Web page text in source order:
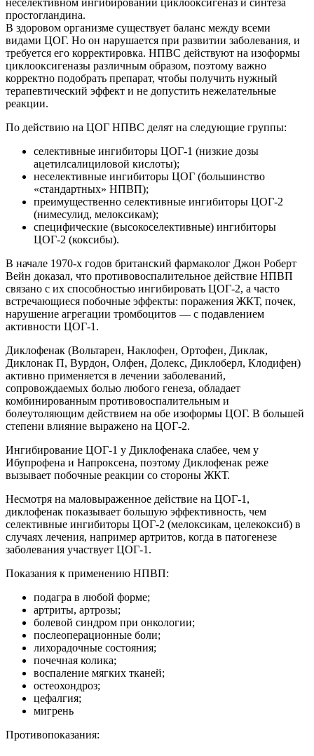
неселективном ингибировании циклооксигеназ и синтеза
простогландина.
В здоровом организме существует баланс между всеми
видами ЦОГ. Но он нарушается при развитии заболевания, и
требуется его корректировка. НПВС действуют на изоформы
циклооксигеназы различным образом, поэтому важно
корректно подобрать препарат, чтобы получить нужный
терапевтический эффект и не допустить нежелательные
реакции.
По действию на ЦОГ НПВС делят на следующие группы:
селективные ингибиторы ЦОГ-1 (низкие дозы
ацетилсалициловой кислоты);
неселективные ингибиторы ЦОГ (большинство
«стандартных» НПВП);
преимущественно селективные ингибиторы ЦОГ-2
(нимесулид, мелоксикам);
специфические (высокоселективные) ингибиторы
ЦОГ-2 (коксибы).
В начале 1970-х годов британский фармаколог Джон Роберт
Вейн доказал, что противовоспалительное действие НПВП
связано с их способностью ингибировать ЦОГ-2, а часто
встречающиеся побочные эффекты: поражения ЖКТ, почек,
нарушение агрегации тромбоцитов — с подавлением
активности ЦОГ-1.
Диклофенак (Вольтарен, Наклофен, Ортофен, Диклак,
Диклонак П, Вурдон, Олфен, Долекс, Диклоберл, Клодифен)
активно применяется в лечении заболеваний,
сопровождаемых болью любого генеза, обладает
комбинированным противовоспалительным и
болеутоляющим действием на обе изоформы ЦОГ. В большей
степени влияние выражено на ЦОГ-2.
Ингибирование ЦОГ-1 у Диклофенака слабее, чем у
Ибупрофена и Напроксена, поэтому Диклофенак реже
вызывает побочные реакции со стороны ЖКТ.
Несмотря на маловыраженное действие на ЦОГ-1,
диклофенак показывает большую эффективность, чем
селективные ингибиторы ЦОГ-2 (мелоксикам, целекоксиб) в
случаях лечения, например артритов, когда в патогенезе
заболевания участвует ЦОГ-1.
Показания к применению НПВП:
подагра в любой форме;
артриты, артрозы;
болевой синдром при онкологии;
послеоперационные боли;
лихорадочные состояния;
почечная колика;
воспаление мягких тканей;
остеохондроз;
цефалгия;
мигрень
Противопоказания: